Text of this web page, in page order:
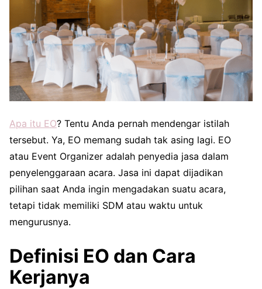
Apa itu EO? Tentu Anda pernah mendengar istilah
tersebut. Ya, EO memang sudah tak asing lagi. EO
atau Event Organizer adalah penyedia jasa dalam
penyelenggaraan acara. Jasa ini dapat dijadikan
pilihan saat Anda ingin mengadakan suatu acara,
tetapi tidak memiliki SDM atau waktu untuk
mengurusnya.
Definisi EO dan Cara
Kerjanya